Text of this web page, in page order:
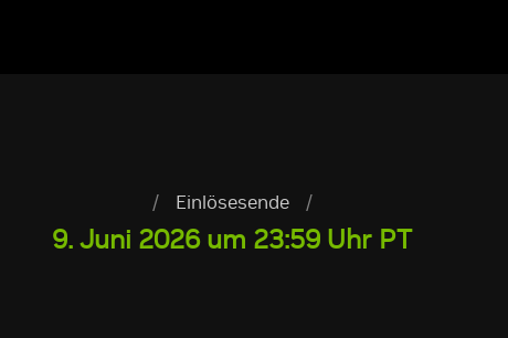
/ Einlösesende /
9. Juni 2026 um 23:59 Uhr PT